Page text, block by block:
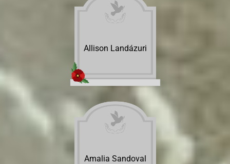
Allison Landázuri
Amalia Sandoval